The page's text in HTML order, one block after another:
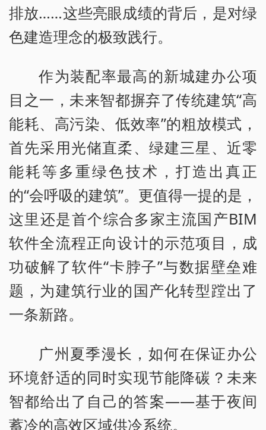
排放……这些亮眼成绩的背后，是对绿
色建造理念的极致践行。
作为装配率最高的新城建办公项
目之一，未来智都摒弃了传统建筑“高
能耗、高污染、低效率”的粗放模式，
首先采用光储直柔、绿建三星、近零
能耗等多重绿色技术，打造出真正
的“会呼吸的建筑”。更值得一提的是，
这里还是首个综合多家主流国产BIM
软件全流程正向设计的示范项目，成
功破解了软件“卡脖子”与数据壁垒难
题，为建筑行业的国产化转型蹚出了
一条新路。
广州夏季漫长，如何在保证办公
环境舒适的同时实现节能降碳？未来
智都给出了自己的答案——基于夜间
蓄冷的高效区域供冷系统。